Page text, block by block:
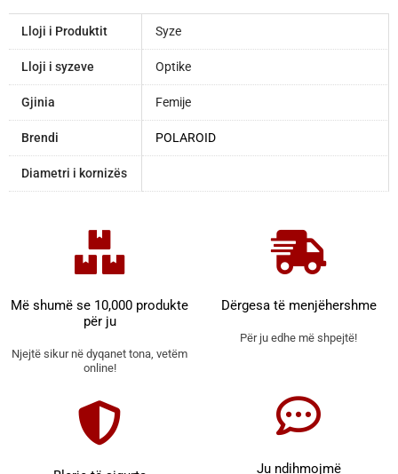
Lloji i Produktit Syze
Lloji i syzeve Optike
Gjinia Femije
Brendi POLAROID
Diametri i kornizës
Më shumë se 10,000 produkte
për ju
Njejtë sikur në dyqanet tona, vetëm
online!
Dërgesa të menjëhershme
Për ju edhe më shpejtë!
Ju ndihmojmë